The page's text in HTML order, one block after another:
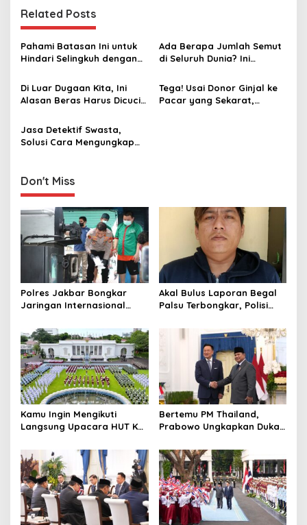
n
a
v
g
a
t
i
n
Related Posts
Pahami Batasan Ini untuk
Hindari Selingkuh dengan
Ada Berapa Jumlah Semut
di Seluruh Dunia? Ini
Di Luar Dugaan Kita, Ini
Alasan Beras Harus Dicuci
Tega! Usai Donor Ginjal ke
Pacar yang Sekarat,
Jasa Detektif Swasta,
Solusi Cara Mengungkap
Don't Miss
Polres Jakbar Bongkar
Jaringan Internasional
Narkoba, 7 Tersangka
Diringkus dan Barang Bukti
1,1 Ton Rp119 Miliar
Dimusnahkan
Akal Bulus Laporan Begal
Palsu Terbongkar, Polisi
Perusahaan untuk Crypto
Kamu Ingin Mengikuti
Langsung Upacara HUT Ke-
Istana? Ini Link
Pendaftaran Resminya di
Sini
Bertemu PM Thailand,
Prabowo Ungkapkan Duka
Selamat Ulang Tahun ke
Raja Thailand